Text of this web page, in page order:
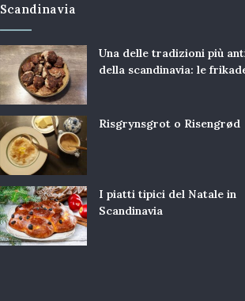
Scandinavia
Una delle tradizioni più
della scandinavia: le
Risgrynsgrot o Risengrød
I piatti tipici del Natale in
Scandinavia